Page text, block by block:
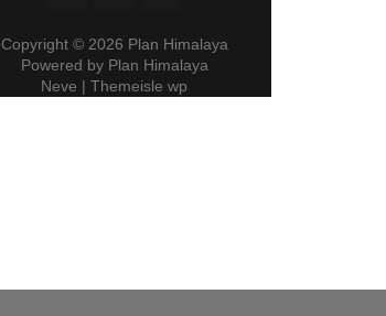
Copyright © 2026 Plan Himalaya
Powered by Plan Himalaya
Neve | Themeisle wp